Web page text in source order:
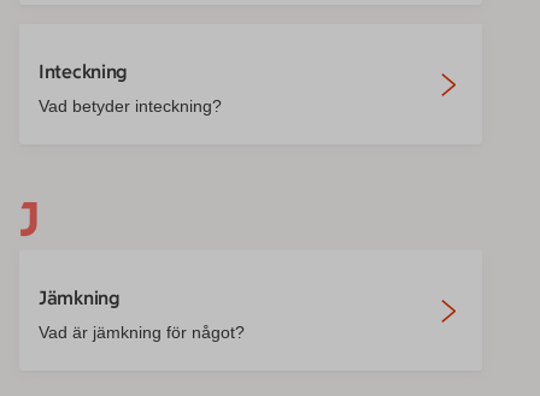
Inteckning
Vad betyder inteckning?
J
Jämkning
Vad är jämkning för något?